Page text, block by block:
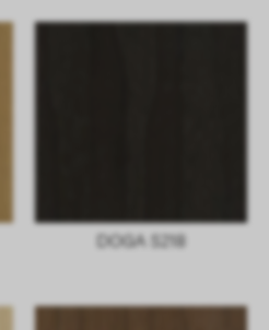
DOGA S218